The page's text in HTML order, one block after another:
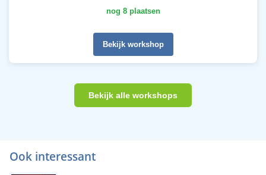
nog 8 plaatsen
Bekijk workshop
Bekijk alle workshops
Ook interessant